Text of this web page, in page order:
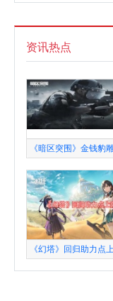
资讯热点
《暗区突围》金钱豹
《幻塔》回归助力点